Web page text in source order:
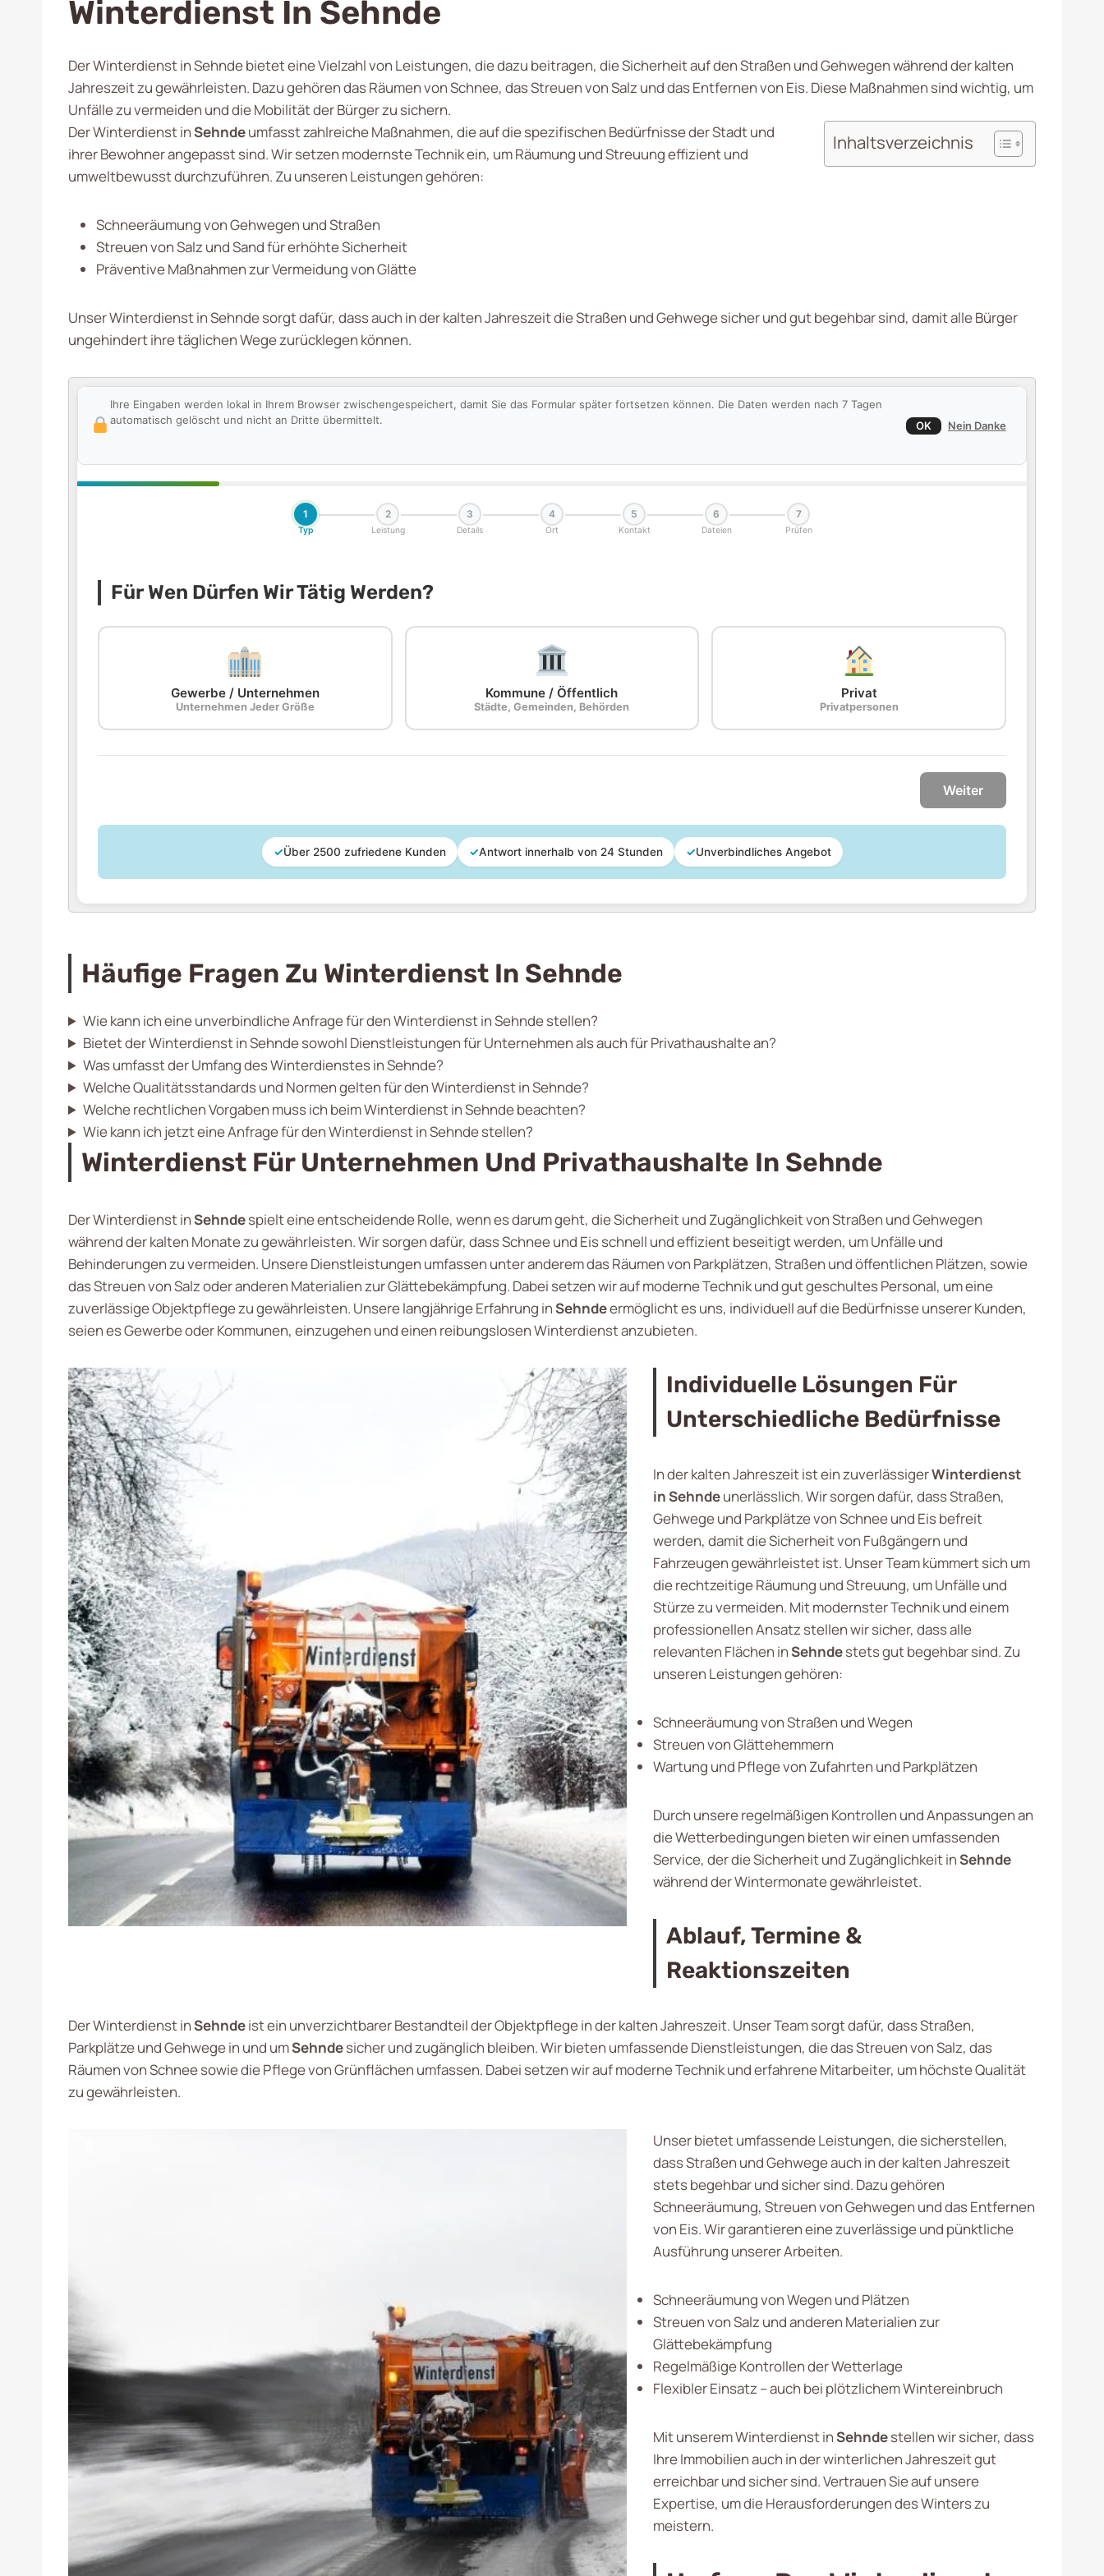
Winterdienst In Sehnde
Der Winterdienst in Sehnde bietet eine Vielzahl von Leistungen, die dazu beitragen, die Sicherheit auf den Straßen und Gehwegen während der kalten
Jahreszeit zu gewährleisten. Dazu gehören das Räumen von Schnee, das Streuen von Salz und das Entfernen von Eis. Diese Maßnahmen sind wichtig, um
Unfälle zu vermeiden und die Mobilität der Bürger zu sichern.
Inhaltsverzeichnis
Der Winterdienst inSehndeumfasst zahlreiche Maßnahmen, die auf die spezifischen Bedürfnisse der Stadt und
ihrer Bewohner angepasst sind. Wir setzen modernste Technik ein, um Räumung und Streuung effizient und
umweltbewusst durchzuführen. Zu unseren Leistungen gehören:
Schneeräumung von Gehwegen und Straßen
Streuen von Salz und Sand für erhöhte Sicherheit
Präventive Maßnahmen zur Vermeidung von Glätte
Unser Winterdienst in Sehnde sorgt dafür, dass auch in der kalten Jahreszeit die Straßen und Gehwege sicher und gut begehbar sind, damit alle Bürger
ungehindert ihre täglichen Wege zurücklegen können.
Ihre Eingaben werden lokal in Ihrem Browser zwischengespeichert, damit Sie das Formular später fortsetzen können. Die Daten werden nach 7 Tagen
automatisch gelöscht und nicht an Dritte übermittelt.
OK Nein Danke
1
Typ
2
Leistung
3
Details
4
Ort
5
Kontakt
6
Dateien
7
Prüfen
Für Wen Dürfen Wir Tätig Werden?
Gewerbe / Unternehmen
Unternehmen Jeder Größe
Kommune / Öffentlich
Städte, Gemeinden, Behörden
Privat
Privatpersonen
Weiter
✓Über 2500 zufriedene Kunden ✓Antwort innerhalb von 24 Stunden ✓Unverbindliches Angebot
Häufige Fragen Zu Winterdienst In Sehnde
Wie kann ich eine unverbindliche Anfrage für den Winterdienst in Sehnde stellen?
Bietet der Winterdienst in Sehnde sowohl Dienstleistungen für Unternehmen als auch für Privathaushalte an?
Was umfasst der Umfang des Winterdienstes in Sehnde?
Welche Qualitätsstandards und Normen gelten für den Winterdienst in Sehnde?
Welche rechtlichen Vorgaben muss ich beim Winterdienst in Sehnde beachten?
Wie kann ich jetzt eine Anfrage für den Winterdienst in Sehnde stellen?
Winterdienst Für Unternehmen Und Privathaushalte In Sehnde
Der Winterdienst inSehndespielt eine entscheidende Rolle, wenn es darum geht, die Sicherheit und Zugänglichkeit von Straßen und Gehwegen
während der kalten Monate zu gewährleisten. Wir sorgen dafür, dass Schnee und Eis schnell und effizient beseitigt werden, um Unfälle und
Behinderungen zu vermeiden. Unsere Dienstleistungen umfassen unter anderem das Räumen von Parkplätzen, Straßen und öffentlichen Plätzen, sowie
das Streuen von Salz oder anderen Materialien zur Glättebekämpfung. Dabei setzen wir auf moderne Technik und gut geschultes Personal, um eine
zuverlässige Objektpflege zu gewährleisten. Unsere langjährige Erfahrung inSehndeermöglicht es uns, individuell auf die Bedürfnisse unserer Kunden,
seien es Gewerbe oder Kommunen, einzugehen und einen reibungslosen Winterdienst anzubieten.
Individuelle Lösungen Für
Unterschiedliche Bedürfnisse
In der kalten Jahreszeit ist ein zuverlässigerWinterdienst
in Sehndeunerlässlich. Wir sorgen dafür, dass Straßen,
Gehwege und Parkplätze von Schnee und Eis befreit
werden, damit die Sicherheit von Fußgängern und
Fahrzeugen gewährleistet ist. Unser Team kümmert sich um
die rechtzeitige Räumung und Streuung, um Unfälle und
Stürze zu vermeiden. Mit modernster Technik und einem
professionellen Ansatz stellen wir sicher, dass alle
relevanten Flächen inSehndestets gut begehbar sind. Zu
unseren Leistungen gehören:
Schneeräumung von Straßen und Wegen
Streuen von Glättehemmern
Wartung und Pflege von Zufahrten und Parkplätzen
Durch unsere regelmäßigen Kontrollen und Anpassungen an
die Wetterbedingungen bieten wir einen umfassenden
Service, der die Sicherheit und Zugänglichkeit inSehnde
während der Wintermonate gewährleistet.
Ablauf, Termine &
Reaktionszeiten
Der Winterdienst inSehndeist ein unverzichtbarer Bestandteil der Objektpflege in der kalten Jahreszeit. Unser Team sorgt dafür, dass Straßen,
Parkplätze und Gehwege in und umSehndesicher und zugänglich bleiben. Wir bieten umfassende Dienstleistungen, die das Streuen von Salz, das
Räumen von Schnee sowie die Pflege von Grünflächen umfassen. Dabei setzen wir auf moderne Technik und erfahrene Mitarbeiter, um höchste Qualität
zu gewährleisten.
Unser bietet umfassende Leistungen, die sicherstellen,
dass Straßen und Gehwege auch in der kalten Jahreszeit
stets begehbar und sicher sind. Dazu gehören
Schneeräumung, Streuen von Gehwegen und das Entfernen
von Eis. Wir garantieren eine zuverlässige und pünktliche
Ausführung unserer Arbeiten.
Schneeräumung von Wegen und Plätzen
Streuen von Salz und anderen Materialien zur
Glättebekämpfung
Regelmäßige Kontrollen der Wetterlage
Flexibler Einsatz – auch bei plötzlichem Wintereinbruch
Mit unserem Winterdienst inSehndestellen wir sicher, dass
Ihre Immobilien auch in der winterlichen Jahreszeit gut
erreichbar und sicher sind. Vertrauen Sie auf unsere
Expertise, um die Herausforderungen des Winters zu
meistern.